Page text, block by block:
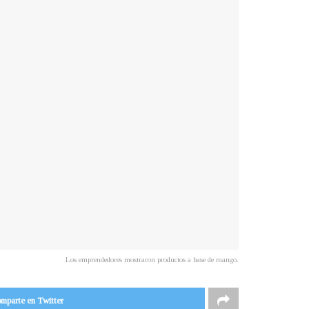
Los emprendedores mostraron productos a base de mango.
en Twitter